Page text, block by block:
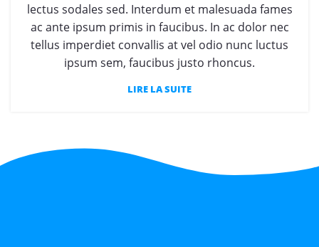
lectus sodales sed. Interdum et malesuada fames
ac ante ipsum primis in faucibus. In ac dolor nec
tellus imperdiet convallis at vel odio nunc luctus
ipsum sem, faucibus justo rhoncus.
LIRE LA SUITE